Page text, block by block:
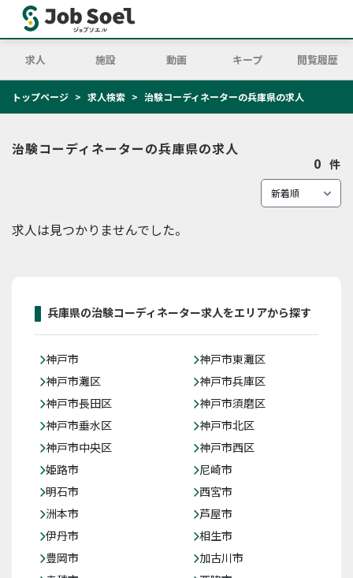
求人 施設 動画 キープ 閲覧履歴
トップページ 求人検索 治験コーディネーターの兵庫県の求人
治験コーディネーターの兵庫県の求人
0 件
求人は見つかりませんでした。
兵庫県の治験コーディネーター求人をエリアから探す
神戸市
神戸市東灘区
神戸市灘区
神戸市兵庫区
神戸市長田区
神戸市須磨区
神戸市垂水区
神戸市北区
神戸市中央区
神戸市西区
姫路市
尼崎市
明石市
西宮市
洲本市
芦屋市
伊丹市
相生市
豊岡市
加古川市